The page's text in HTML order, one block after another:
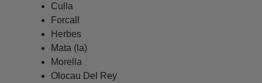
Culla
Forcall
Herbes
Mata (la)
Morella
Olocau Del Rey